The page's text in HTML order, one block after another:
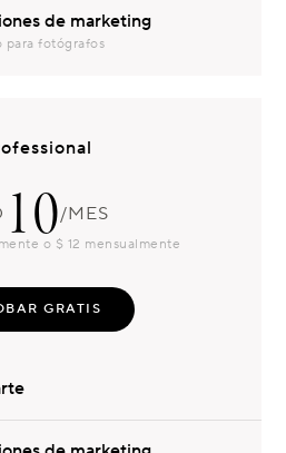
de marketing
para fotógrafos
10/MES
o $ 12 mensualmente
GRATIS